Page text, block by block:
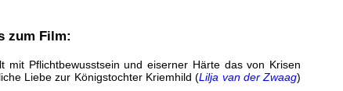
zum Film:
mit Pflichtbewusstsein und eiserner Härte das von Krisen
Liebe zur Königstochter Kriemhild (Lilja van der Zwaag)